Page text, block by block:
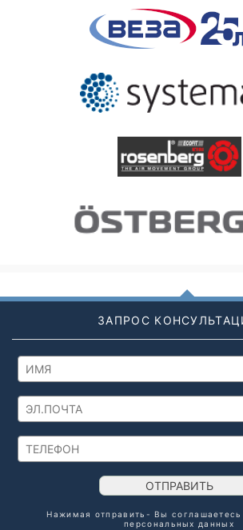
ЗАПРОС
ОТПРАВИТЬ
Нажимая отправить- Вы соглашаетесь
персональных данных